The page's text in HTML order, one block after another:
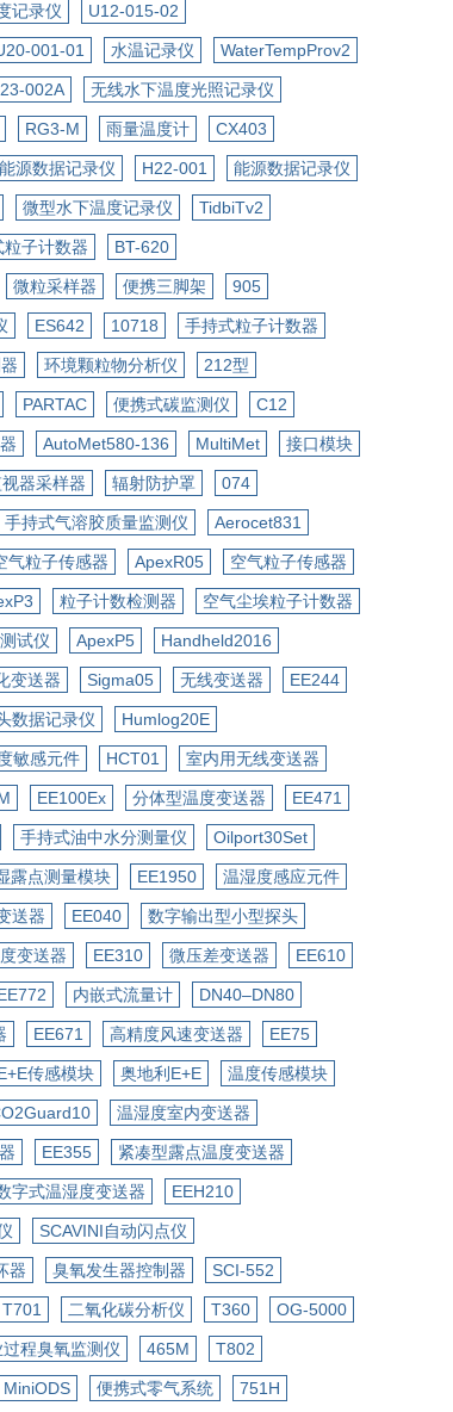
记录仪 U12-015-02
001-01 水温记录仪 WaterTempProv2
002A 无线水下温度光照记录仪
RG3-M 雨量温度计 CX403
源数据记录仪 H22-001 能源数据记录仪
微型水下温度记录仪 TidbiTv2
粒子计数器 BT-620
微粒采样器 便携三脚架 905
ES642 10718 手持式粒子计数器
环境颗粒物分析仪 212型
PARTAC 便携式碳监测仪 C12
AutoMet580-136 MultiMet 接口模块
视器采样器 辐射防护罩 074
手持式气溶胶质量监测仪 Aerocet831
气粒子传感器 ApexR05 空气粒子传感器
粒子计数检测器 空气尘埃粒子计数器
试仪 ApexP5 Handheld2016
变送器 Sigma05 无线变送器 EE244
数据记录仪 Humlog20E
敏感元件 HCT01 室内用无线变送器
EE100Ex 分体型温度变送器 EE471
手持式油中水分测量仪 Oilport30Set
露点测量模块 EE1950 温湿度感应元件
送器 EE040 数字输出型小型探头
变送器 EE310 微压差变送器 EE610
内嵌式流量计 DN40–DN80
EE671 高精度风速变送器 EE75
传感模块 奥地利E+E 温度传感模块
温湿度室内变送器
EE355 紧凑型露点温度变送器
字式温湿度变送器 EEH210
SCAVINI自动闪点仪
器 臭氧发生器控制器 SCI-552
T701 二氧化碳分析仪 T360 OG-5000
过程臭氧监测仪 465M T802
MiniODS 便携式零气系统 751H